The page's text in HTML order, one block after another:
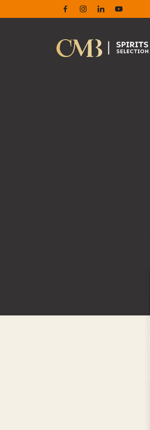
FacebookInstagram
LinkedinYoutube